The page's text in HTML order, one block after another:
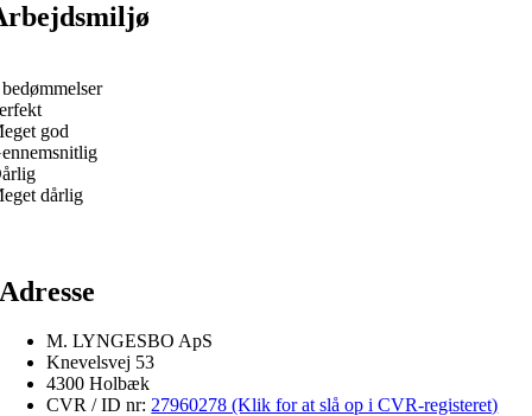
god
dårlig
Adresse
M. LYNGESBO ApS
Knevelsvej 53
4300 Holbæk
CVR / ID nr: 27960278 (Klik for at slå op i CVR-registeret)